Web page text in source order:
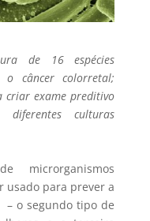
de 16 espécies
o câncer colorretal;
criar exame preditivo
culturas
microrganismos
usado para prever a
– o segundo tipo de